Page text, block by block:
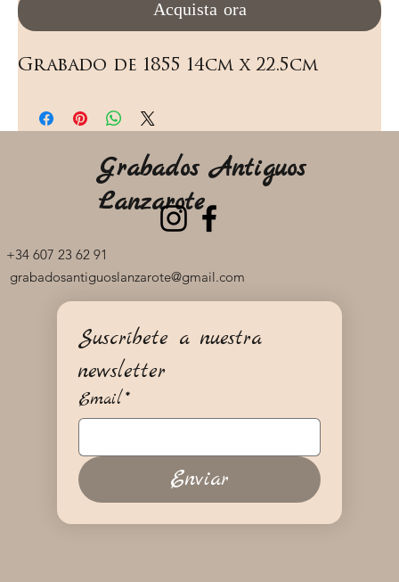
Acquista ora
Grabado de 1855 14cm x 22.5cm
+34 607 23 62 91
grabadosantiguoslanzarote@gmail.com
Grabados Antiguos
Lanzarote
Suscríbete a nuestra
newsletter
Email*
Enviar